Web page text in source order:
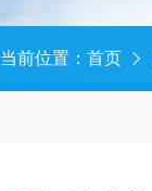
当前位置： 首页